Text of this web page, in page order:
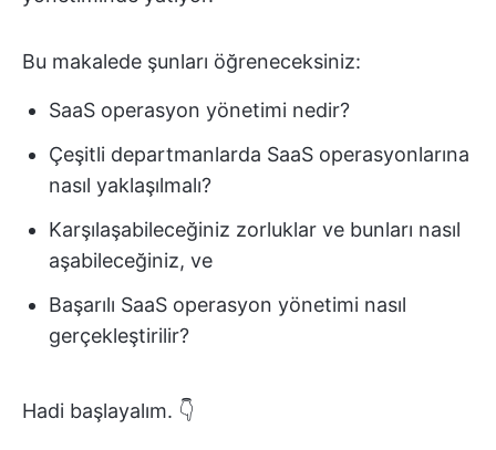
Bu makalede şunları öğreneceksiniz:
SaaS operasyon yönetimi nedir?
Çeşitli departmanlarda SaaS operasyonlarına
nasıl yaklaşılmalı?
Karşılaşabileceğiniz zorluklar ve bunları nasıl
aşabileceğiniz, ve
Başarılı SaaS operasyon yönetimi nasıl
gerçekleştirilir?
Hadi başlayalım. 👇